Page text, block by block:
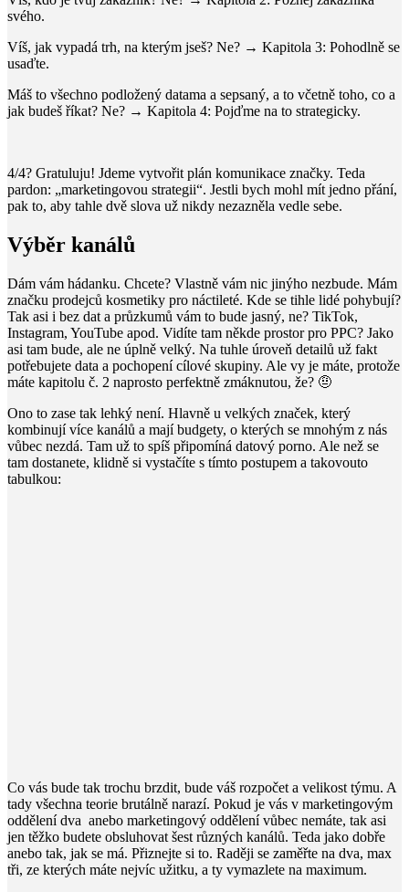
svého.
Víš, jak vypadá trh, na kterým jseš? Ne? → Kapitola 3: Pohodlně se
usaďte.
Máš to všechno podložený datama a sepsaný, a to včetně toho, co a
jak budeš říkat? Ne? → Kapitola 4: Pojďme na to strategicky.
4/4? Gratuluju! Jdeme vytvořit plán komunikace značky. Teda
pardon: „marketingovou strategii“. Jestli bych mohl mít jedno přání,
pak to, aby tahle dvě slova už nikdy nezazněla vedle sebe.
Výběr kanálů
Dám vám hádanku. Chcete? Vlastně vám nic jinýho nezbude. Mám
značku prodejců kosmetiky pro náctileté. Kde se tihle lidé pohybují?
Tak asi i bez dat a průzkumů vám to bude jasný, ne? TikTok,
Instagram, YouTube apod. Vidíte tam někde prostor pro PPC? Jako
asi tam bude, ale ne úplně velký. Na tuhle úroveň detailů už fakt
potřebujete data a pochopení cílové skupiny. Ale vy je máte, protože
máte kapitolu č. 2 naprosto perfektně zmáknutou, že? 🤨
Ono to zase tak lehký není. Hlavně u velkých značek, který
kombinují více kanálů a mají budgety, o kterých se mnohým z nás
vůbec nezdá. Tam už to spíš připomíná datový porno. Ale než se
tam dostanete, klidně si vystačíte s tímto postupem a takovouto
tabulkou:
Co vás bude tak trochu brzdit, bude váš rozpočet a velikost týmu. A
tady všechna teorie brutálně narazí. Pokud je vás v marketingovým
oddělení dva anebo marketingový oddělení vůbec nemáte, tak asi
jen těžko budete obsluhovat šest různých kanálů. Teda jako dobře
anebo tak, jak se má. Přiznejte si to. Raději se zaměřte na dva, max
tři, ze kterých máte nejvíc užitku, a ty vymazlete na maximum.